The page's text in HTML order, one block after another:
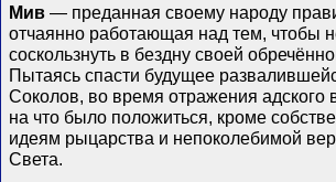
Мив — преданная своему народу
отчаянно работающая над тем, чтобы
соскользнуть в бездну своей
Пытаясь спасти будущее
Соколов, во время отражения адского
на что было положиться, кроме
идеям рыцарства и непоколебимой
Света.